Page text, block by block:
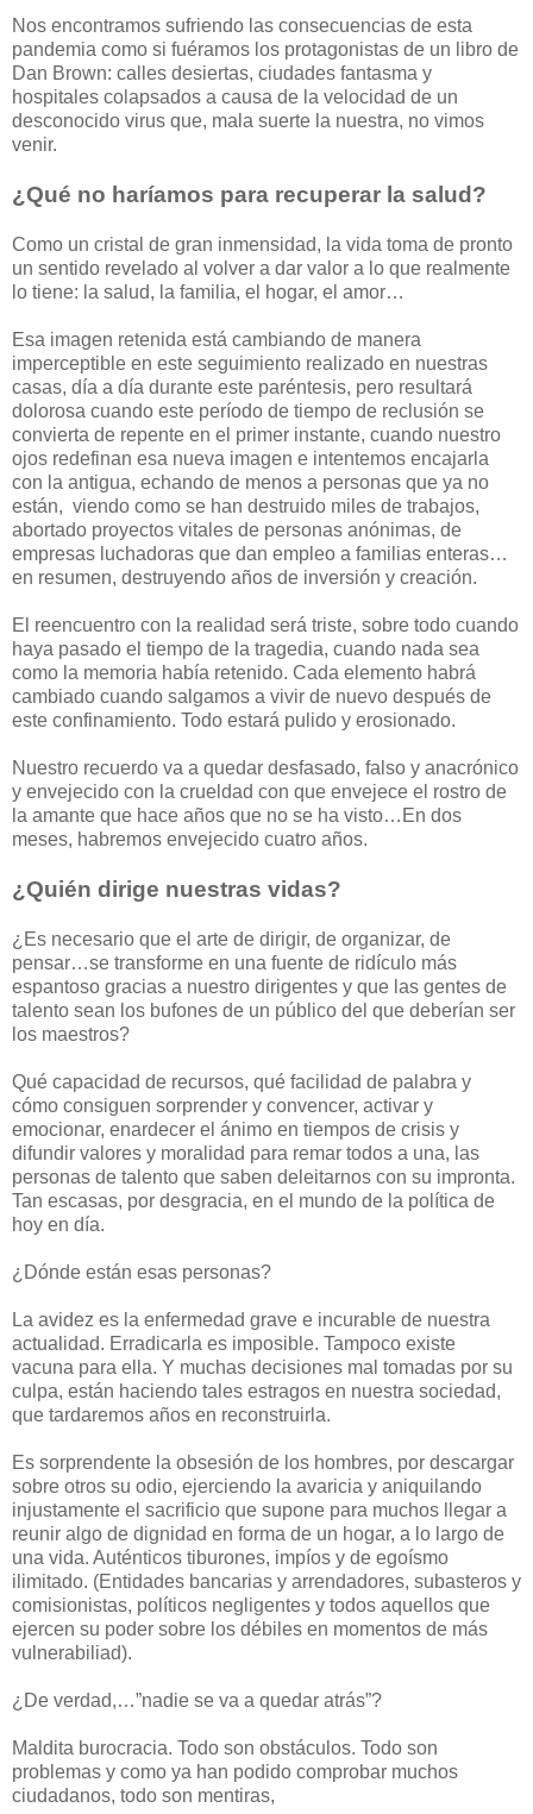
Nos encontramos sufriendo las consecuencias de esta
pandemia como si fuéramos los protagonistas de un libro de
Dan Brown: calles desiertas, ciudades fantasma y
hospitales colapsados a causa de la velocidad de un
desconocido virus que, mala suerte la nuestra, no vimos
venir.
¿Qué no haríamos para recuperar la salud?
Como un cristal de gran inmensidad, la vida toma de pronto
un sentido revelado al volver a dar valor a lo que realmente
lo tiene: la salud, la familia, el hogar, el amor…
Esa imagen retenida está cambiando de manera
imperceptible en este seguimiento realizado en nuestras
casas, día a día durante este paréntesis, pero resultará
dolorosa cuando este período de tiempo de reclusión se
convierta de repente en el primer instante, cuando nuestro
ojos redefinan esa nueva imagen e intentemos encajarla
con la antigua, echando de menos a personas que ya no
están, viendo como se han destruido miles de trabajos,
abortado proyectos vitales de personas anónimas, de
empresas luchadoras que dan empleo a familias enteras…
en resumen, destruyendo años de inversión y creación.
El reencuentro con la realidad será triste, sobre todo cuando
haya pasado el tiempo de la tragedia, cuando nada sea
como la memoria había retenido. Cada elemento habrá
cambiado cuando salgamos a vivir de nuevo después de
este confinamiento. Todo estará pulido y erosionado.
Nuestro recuerdo va a quedar desfasado, falso y anacrónico
y envejecido con la crueldad con que envejece el rostro de
la amante que hace años que no se ha visto…En dos
meses, habremos envejecido cuatro años.
¿Quién dirige nuestras vidas?
¿Es necesario que el arte de dirigir, de organizar, de
pensar…se transforme en una fuente de ridículo más
espantoso gracias a nuestro dirigentes y que las gentes de
talento sean los bufones de un público del que deberían ser
los maestros?
Qué capacidad de recursos, qué facilidad de palabra y
cómo consiguen sorprender y convencer, activar y
emocionar, enardecer el ánimo en tiempos de crisis y
difundir valores y moralidad para remar todos a una, las
personas de talento que saben deleitarnos con su impronta.
Tan escasas, por desgracia, en el mundo de la política de
hoy en día.
¿Dónde están esas personas?
La avidez es la enfermedad grave e incurable de nuestra
actualidad. Erradicarla es imposible. Tampoco existe
vacuna para ella. Y muchas decisiones mal tomadas por su
culpa, están haciendo tales estragos en nuestra sociedad,
que tardaremos años en reconstruirla.
Es sorprendente la obsesión de los hombres, por descargar
sobre otros su odio, ejerciendo la avaricia y aniquilando
injustamente el sacrificio que supone para muchos llegar a
reunir algo de dignidad en forma de un hogar, a lo largo de
una vida. Auténticos tiburones, impíos y de egoísmo
ilimitado. (Entidades bancarias y arrendadores, subasteros y
comisionistas, políticos negligentes y todos aquellos que
ejercen su poder sobre los débiles en momentos de más
vulnerabiliad).
¿De verdad,…”nadie se va a quedar atrás”?
Maldita burocracia. Todo son obstáculos. Todo son
problemas y como ya han podido comprobar muchos
ciudadanos, todo son mentiras,